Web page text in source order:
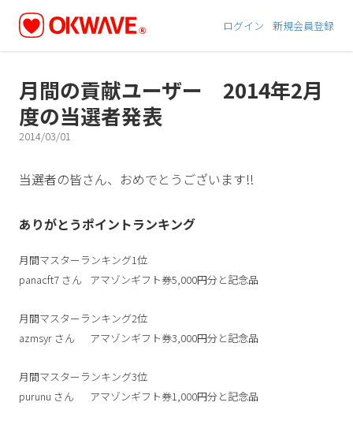
ログイン 新規会員登録
月間の貢献ユーザー 2014年2月
度の当選者発表
2014/03/01
当選者の皆さん、おめでとうございます!!
ありがとうポイントランキング
月間マスターランキング1位
panacft7 さん アマゾンギフト券5,000円分と記念品
月間マスターランキング2位
azmsyr さん アマゾンギフト券3,000円分と記念品
月間マスターランキング3位
purunu さん アマゾンギフト券1,000円分と記念品